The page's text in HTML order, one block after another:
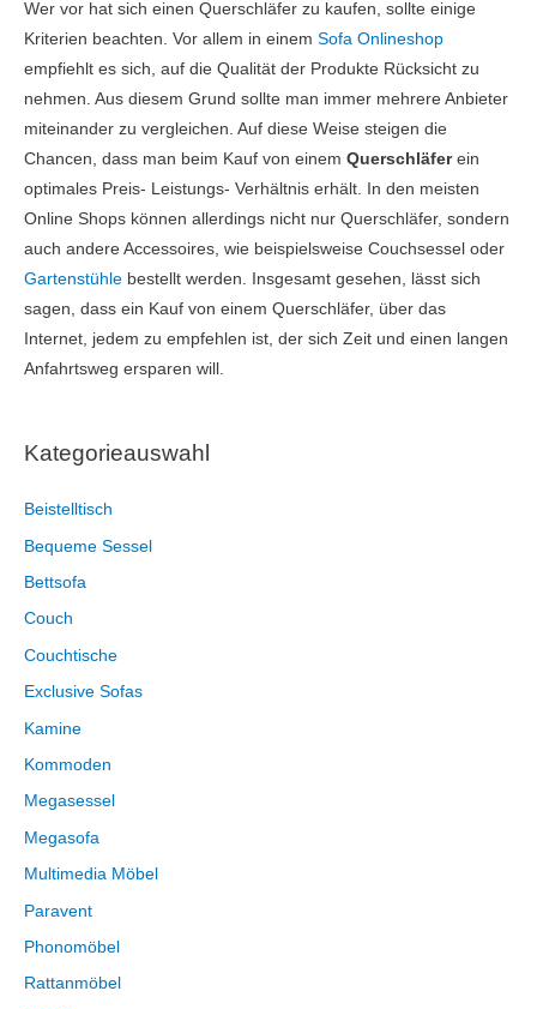
Kategorieauswahl
Beistelltisch
Bequeme Sessel
Bettsofa
Couch
Couchtische
Exclusive Sofas
Kamine
Kommoden
Megasessel
Megasofa
Multimedia Möbel
Paravent
Phonomöbel
Rattanmöbel
Wer vor hat sich einen Querschläfer zu kaufen, sollte einige
Kriterien beachten. Vor allem in einem Sofa Onlineshop
empfiehlt es sich, auf die Qualität der Produkte Rücksicht zu
nehmen. Aus diesem Grund sollte man immer mehrere Anbieter
miteinander zu vergleichen. Auf diese Weise steigen die
Chancen, dass man beim Kauf von einem Querschläferein
optimales Preis- Leistungs- Verhältnis erhält. In den meisten
Online Shops können allerdings nicht nur Querschläfer, sondern
auch andere Accessoires, wie beispielsweise Couchsessel oder
Gartenstühle bestellt werden. Insgesamt gesehen, lässt sich
sagen, dass ein Kauf von einem Querschläfer, über das
Internet, jedem zu empfehlen ist, der sich Zeit und einen langen
Anfahrtsweg ersparen will.